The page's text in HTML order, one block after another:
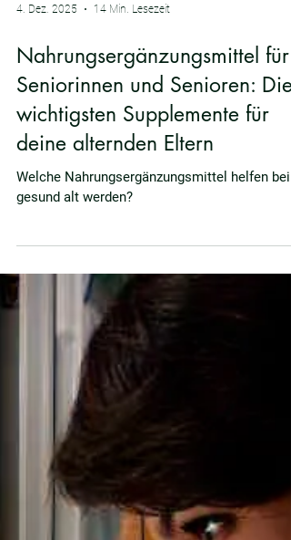
4. Dez. 2025 14 Min. Lesezeit
Nahrungsergänzungsmittel für
Seniorinnen und Senioren: Die
deine alternden Eltern
Welche Nahrungsergänzungsmittel helfen
gesund alt werden?